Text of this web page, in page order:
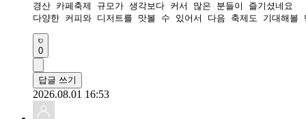
경산 카페축제 규모가 생각보다 커서 많은 분들이 즐기셨네요
0
답글 쓰기
2026.08.01 16:53